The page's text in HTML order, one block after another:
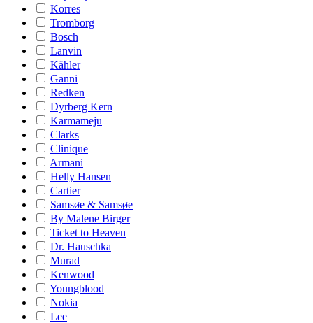
Korres
Tromborg
Bosch
Lanvin
Kähler
Ganni
Redken
Dyrberg Kern
Karmameju
Clarks
Clinique
Armani
Helly Hansen
Cartier
Samsøe & Samsøe
By Malene Birger
Ticket to Heaven
Dr. Hauschka
Murad
Kenwood
Youngblood
Nokia
Lee